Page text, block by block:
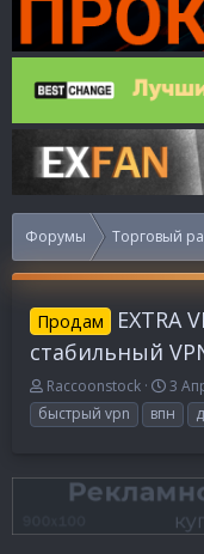
Форумы Торговый
Продам
EXTRA
стабильный
А
в
т
м
Raccoonstock
Д
а
т
а
а
3
быстрый vpn
впн